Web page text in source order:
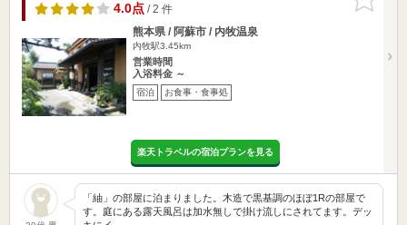
りに追加
4.0点/ 2 件
熊本県 / 阿蘇市 / 内牧温泉
内牧駅3.45km
営業時間
入浴料金 ～
宿泊 お食事・食事処
楽天トラベルの宿泊プランを見る
「紬」の部屋に泊まりました。木造で黒基調のほぼ1Rの部屋で
す。庭にある露天風呂は加水無しで掛け流しにされてます。デッ